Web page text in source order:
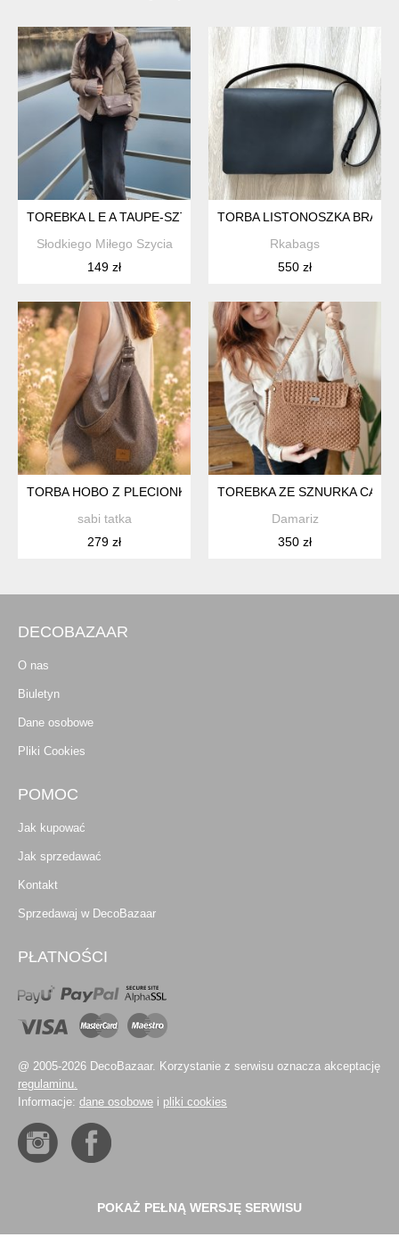
TOREBKA L E A TAUPE-SZTRUKSOWA MINI TOREBKA
Słodkiego Miłego Szycia
149 zł
TORBA LISTONOSZKA
Rkabags
550 zł
TORBA HOBO Z PLECIONKI TAPICERSKIEJ BRĄZOWA
sabi tatka
279 zł
TOREBKA ZE SZNURKA
Damariz
350 zł
DECOBAZAAR
O nas
Biuletyn
Dane osobowe
Pliki Cookies
POMOC
Jak kupować
Jak sprzedawać
Kontakt
Sprzedawaj w DecoBazaar
PŁATNOŚCI
@ 2005-2026 DecoBazaar. Korzystanie z serwisu oznacza akceptację
regulaminu.
Informacje: dane osobowe i pliki cookies
POKAŻ PEŁNĄ WERSJĘ SERWISU